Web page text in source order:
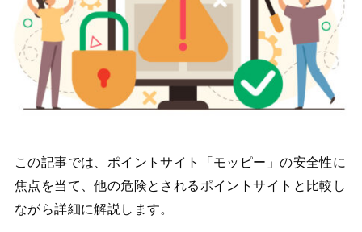
この記事では、ポイントサイト「モッピー」の安全性に
焦点を当て、他の危険とされるポイントサイトと比較し
ながら詳細に解説します。